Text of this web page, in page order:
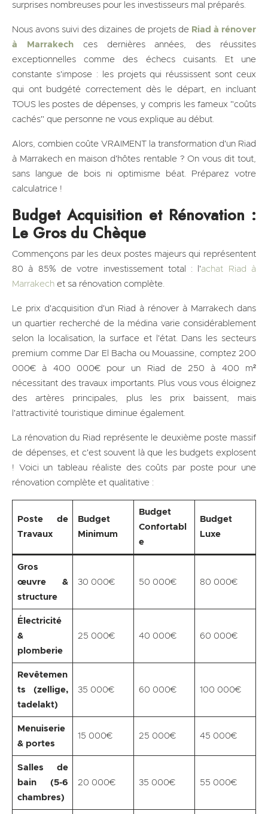
surprises nombreuses pour les investisseurs mal préparés.
Nous avons suivi des dizaines de projets de Riad à rénover
à Marrakechces dernières années, des réussites
exceptionnelles comme des échecs cuisants. Et une
constante s'impose : les projets qui réussissent sont ceux
qui ont budgété correctement dès le départ, en incluant
TOUS les postes de dépenses, y compris les fameux "coûts
cachés" que personne ne vous explique au début.
Alors, combien coûte VRAIMENT la transformation d'un Riad
à Marrakech en maison d'hôtes rentable ? On vous dit tout,
sans langue de bois ni optimisme béat. Préparez votre
calculatrice !
Budget Acquisition et Rénovation :
Le Gros du Chèque
Commençons par les deux postes majeurs qui représentent
80 à 85% de votre investissement total : l'achat Riad à
Marrakech et sa rénovation complète.
Le prix d'acquisition d'un Riad à rénover à Marrakech dans
un quartier recherché de la médina varie considérablement
selon la localisation, la surface et l'état. Dans les secteurs
premium comme Dar El Bacha ou Mouassine, comptez 200
000€ à 400 000€ pour un Riad de 250 à 400 m²
nécessitant des travaux importants. Plus vous vous éloignez
des artères principales, plus les prix baissent, mais
l'attractivité touristique diminue également.
La rénovation du Riad représente le deuxième poste massif
de dépenses, et c'est souvent là que les budgets explosent
! Voici un tableau réaliste des coûts par poste pour une
rénovation complète et qualitative :
Poste de
Travaux
Budget
Minimum
Budget
Confortabl
e
Budget
Luxe
Gros
œuvre &
structure
30 000€ 50 000€ 80 000€
Électricité
&
plomberie
25 000€ 40 000€ 60 000€
Revêtemen
ts (zellige,
tadelakt)
35 000€ 60 000€ 100 000€
Menuiserie
& portes
15 000€ 25 000€ 45 000€
Salles de
bain (5-6
chambres)
20 000€ 35 000€ 55 000€